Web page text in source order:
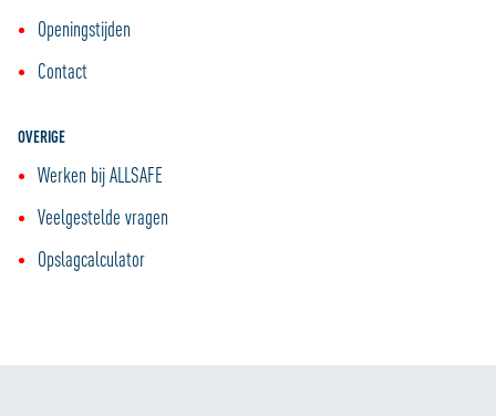
Openingstijden
Contact
OVERIGE
Werken bij ALLSAFE
Veelgestelde vragen
Opslagcalculator